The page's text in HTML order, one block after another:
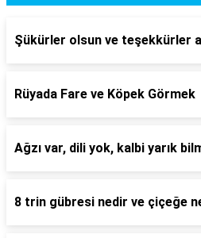
Şükürler olsun ve teşekkürler
Rüyada Fare ve Köpek Görmek
Ağzı var, dili yok, kalbi yarık
8 trin gübresi nedir ve çiçeğe